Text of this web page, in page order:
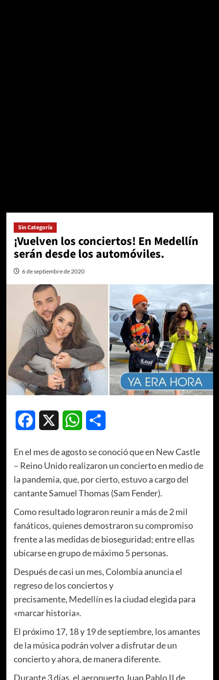
Sin Categoría
¡Vuelven los conciertos! En Medellín
serán desde los automóviles.
6 de septiembre de 2020
Facebook WhatsApp
En el mes de agosto se conoció que en New Castle
– Reino Unido realizaron un concierto en medio de
la pandemia, que, por cierto, estuvo a cargo del
cantante Samuel Thomas (Sam Fender).
Como resultado lograron reunir a más de 2 mil
fanáticos, quienes demostraron su compromiso
frente a las medidas de bioseguridad; entre ellas
ubicarse en grupo de máximo 5 personas.
Después de casi un mes, Colombia anuncia el
regreso de los conciertos y
precisamente, Medellínes la ciudad elegida para
«marcar historia».
El próximo 17, 18 y 19 de septiembre, los amantes
de la música podrán volver a disfrutar de un
concierto y ahora, de manera diferente.
Durante 3 días, el aeropuerto Juan Pablo II de